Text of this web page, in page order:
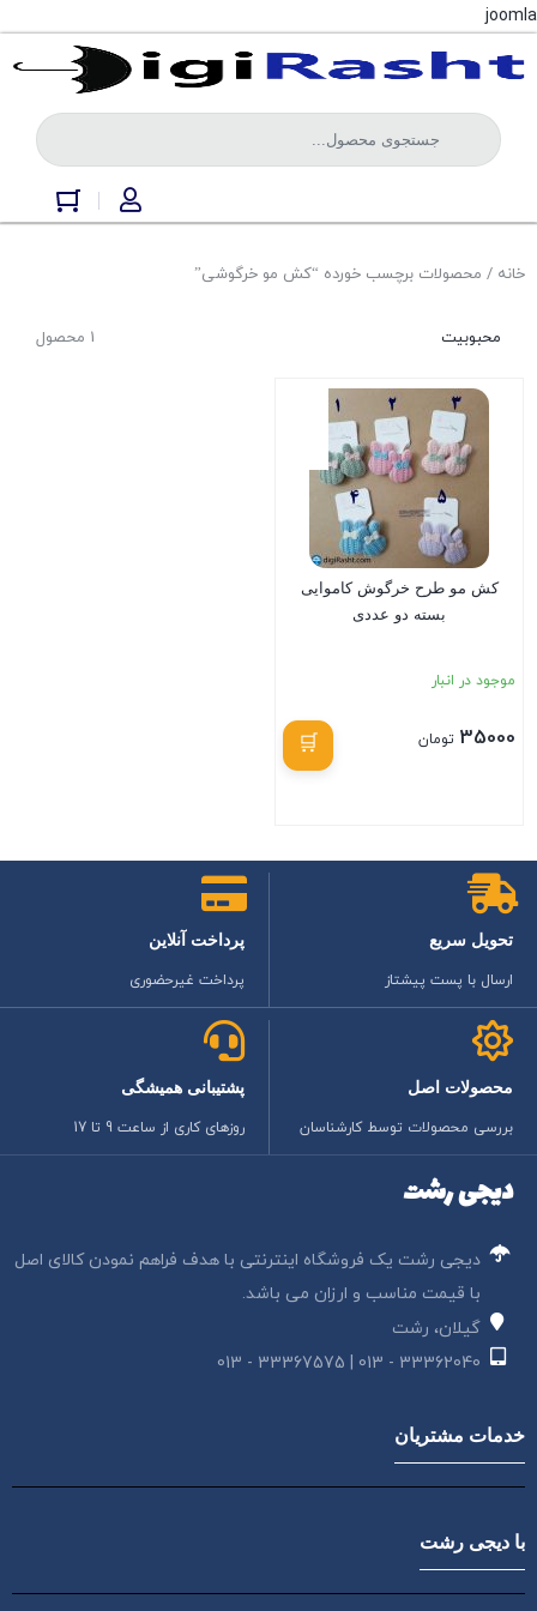
joomla
خانه / محصولات برچسب خورده “کش مو خرگوشی”
1 محصول محبوبیت
کش مو طرح خرگوش کاموایی
بسته دو عددی
موجود در انبار
35000 تومان
تحویل سریع
ارسال با پست پیشتاز
پرداخت آنلاین
پرداخت غیرحضوری
محصولات اصل
بررسی محصولات توسط کارشناسان
پشتیبانی همیشگی
روزهای کاری از ساعت 9 تا 17
دیجی رشت
دیجی رشت یک فروشگاه اینترنتی با هدف فراهم نمودن کالای اصل
با قیمت مناسب و ارزان می باشد.
گیلان، رشت
33362040 - 013 | 33367575 - 013
خدمات مشتریان
با دیجی رشت